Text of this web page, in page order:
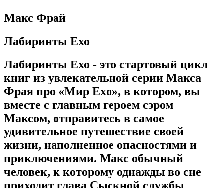
Макс Фрай
Лабиринты Ехо
Лабиринты Ехо - это стартовый цикл
книг из увлекательной серии Макса
Фрая про «Мир Exo», в котором, вы
вместе с главным героем сэром
Максом, отправитесь в самое
удивительное путешествие своей
жизни, наполненное опасностями и
приключениями. Макс обычный
человек, к которому однажды во сне
приходит глава Сыскной службы